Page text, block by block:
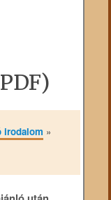
irodalom »